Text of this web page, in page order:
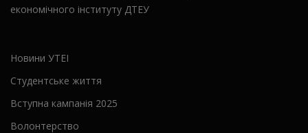
економічного інституту ДТЕУ
Новини УТЕІ
Студентське життя
Вступна кампанія 2025
Волонтерство